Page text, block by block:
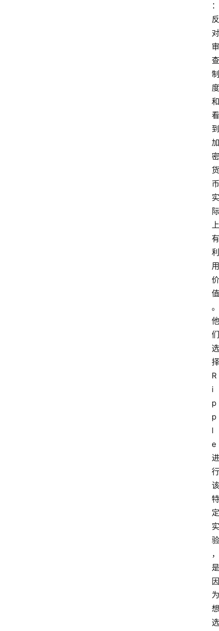
：
反
对
审
查
制
度
和
看
到
加
密
货
币
实
际
上
有
利
用
价
值
。
他
们
选
择
R
i
p
p
l
e
进
行
该
特
定
实
验
，
是
因
为
想
选